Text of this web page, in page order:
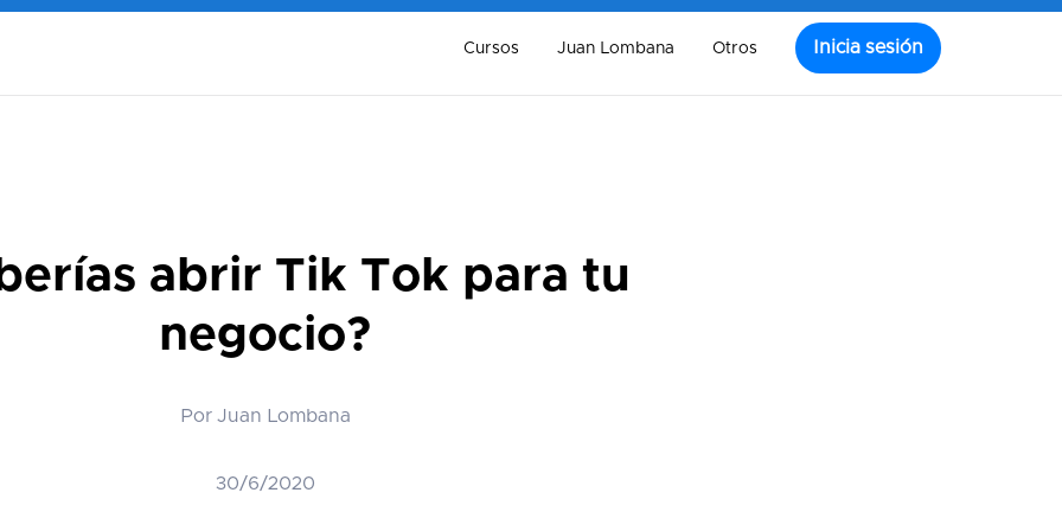
abrir Tik Tok para tu
negocio?
Por Juan Lombana
30/6/2020
Cursos Juan Lombana Otros Inicia sesión